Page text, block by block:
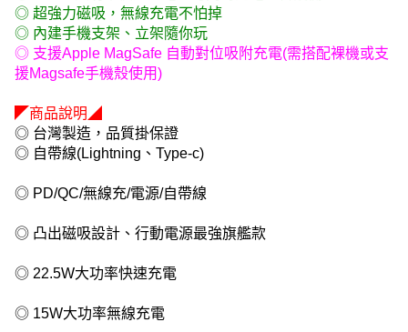
◎ 超強力磁吸，無線充電不怕掉
◎ 內建手機支架、立架隨你玩
◎ 支援Apple MagSafe 自動對位吸附充電(需搭配裸機或支
援Magsafe手機殼使用)
◤商品說明◢
◎ 台灣製造，品質掛保證
◎ 自帶線(Lightning、Type-c)
◎ PD/QC/無線充/電源/自帶線
◎ 凸出磁吸設計、行動電源最強旗艦款
◎ 22.5W大功率快速充電
◎ 15W大功率無線充電